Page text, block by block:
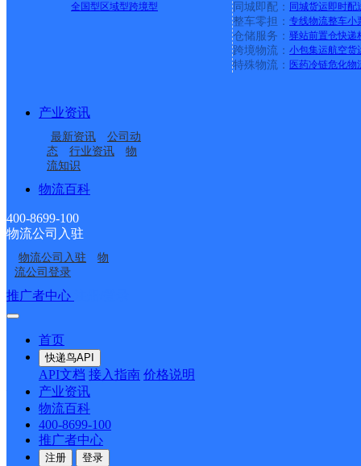
全国型 区域型跨境型 同城即配： 同城货运即时配
整车零担： 专线物流整车小
仓储服务： 驿站前置仓快递
跨境物流： 小包集运航空货
特殊物流： 医药冷链危化物
产业资讯
最新资讯
公司动
态
行业资讯
物
流知识
物流百科
400-8699-100
物流公司入驻
物流公司入驻
物
流公司登录
推广者中心
首页
快递鸟API
API文档 接入指南 价格说明
产业资讯
物流百科
400-8699-100
推广者中心
注册 登录
泰安宁阳
中国邮政集团有限公司
山东省宁阳县南驿邮电
支局
中国邮政集团有限公司
山东省宁阳县磁窑西邮
电支局
中国邮政集团有限公司
山东省宁阳县城南邮电
支局
中国邮政集团有限公司
山东省宁阳县石集邮电
中国邮政集团有限公司
接口API
API接口 DEMO下载
关于我们
公司介绍 企业动态
合作伙伴 快递鸟接口服务协议
户隐私政策